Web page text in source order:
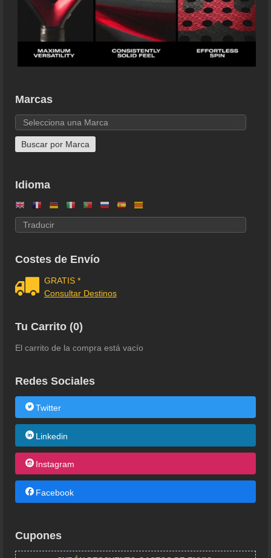
Marcas
Idioma
Costes de Envío
GRATIS *
Consultar Destinos
Tu Carrito (0)
El carrito de la compra está vacío
Redes Sociales
Twitter
Linkedin
Instagram
Facebook
Cupones